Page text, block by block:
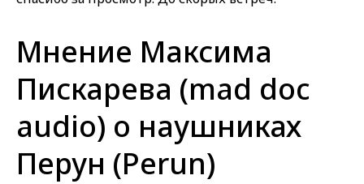
Мнение Максима
Пискарева (mad doc
audio) о наушниках
Перун (Perun)